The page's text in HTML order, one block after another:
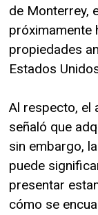
de Monterrey,
próximamente
propiedades
Estados
Al respecto, el
señaló que
sin embargo,
puede
presentar
cómo se